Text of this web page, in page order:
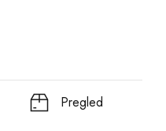
Pregled